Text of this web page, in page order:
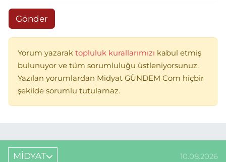
Gönder
Yorum yazarak topluluk kurallarımızı kabul etmiş
bulunuyor ve tüm sorumluluğu üstleniyorsunuz.
Yazılan yorumlardan Midyat GÜNDEM Com hiçbir
şekilde sorumlu tutulamaz.
MİDYAT 10.08.2026